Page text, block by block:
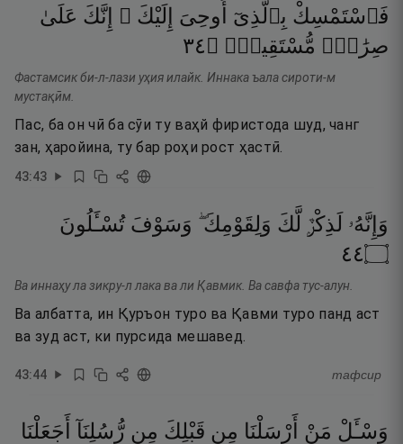
فَٱسْتَمْسِكْ بِٱلَّذِىٓ أُوحِىَ إِلَيْكَ ۖ إِنَّكَ عَلَىٰ
صِرَٰطٍۢ مُّسْتَقِيمٍۢ ۝٤٣
Фастамсик би-л-лази уҳия илайк. Иннака ъала сироти-м
мустақӣм.
Пас, ба он чӣ ба сӯи ту ваҳй фиристода шуд, чанг
зан, ҳаройина, ту бар роҳи рост ҳастӣ.
43:43
وَإِنَّهُۥ لَذِكْرٌۭ لَّكَ وَلِقَوْمِكَ ۖ وَسَوْفَ تُسْـَٔلُونَ
۝٤٤
Ва иннаҳу ла зикру-л лака ва ли Қавмик. Ва савфа тус-алун.
Ва албатта, ин Қуръон туро ва Қавми туро панд аст
ва зуд аст, ки пурсида мешавед.
43:44 тафсир
وَسْـَٔلْ مَنْ أَرْسَلْنَا مِن قَبْلِكَ مِن رُّسُلِنَآ
أَجَعَلْنَا